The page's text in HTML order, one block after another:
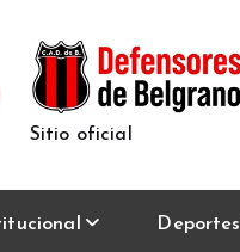
Sitio oficial
Deportes